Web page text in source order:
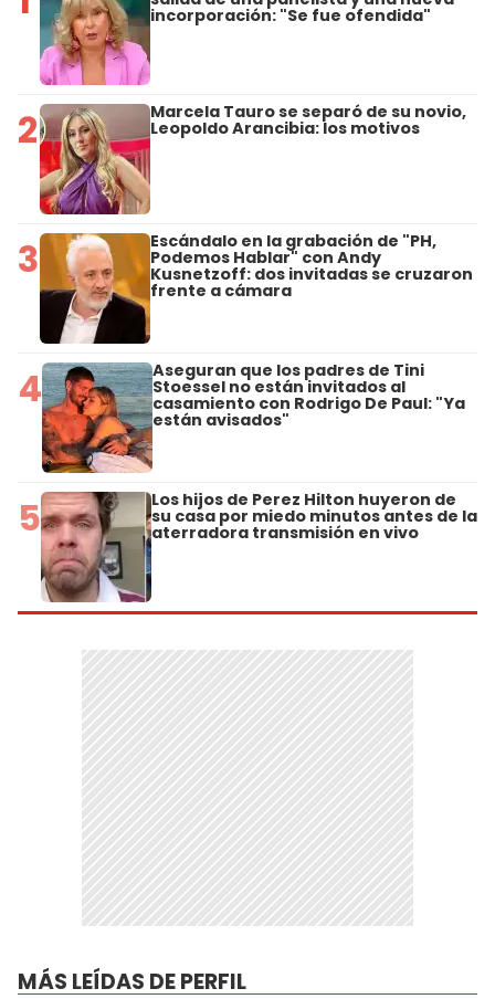
incorporación: "Se fue ofendida"
2 Marcela Tauro se separó de su novio,
Leopoldo Arancibia: los motivos
3 Escándalo en la grabación de "PH,
Podemos Hablar" con Andy
Kusnetzoff: dos invitadas se cruzaron
frente a cámara
4 Aseguran que los padres de Tini
Stoessel no están invitados al
casamiento con Rodrigo De Paul: "Ya
están avisados"
5 Los hijos de Perez Hilton huyeron de
su casa por miedo minutos antes de la
aterradora transmisión en vivo
MÁS LEÍDAS DE PERFIL